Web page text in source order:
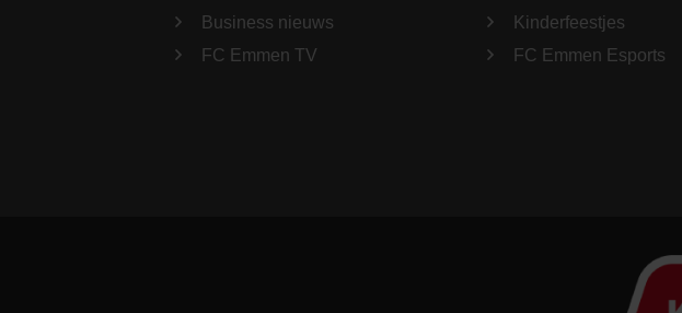
Business nieuws
FC Emmen TV
Kinderfeestjes
FC Emmen Esports